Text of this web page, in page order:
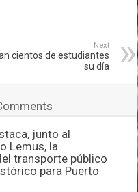
Next
cientos de estudiantes
su día
junto al
Lemus, la
transporte público
para Puerto